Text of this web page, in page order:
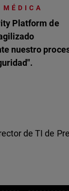
Platform de
nuestro
de TI de